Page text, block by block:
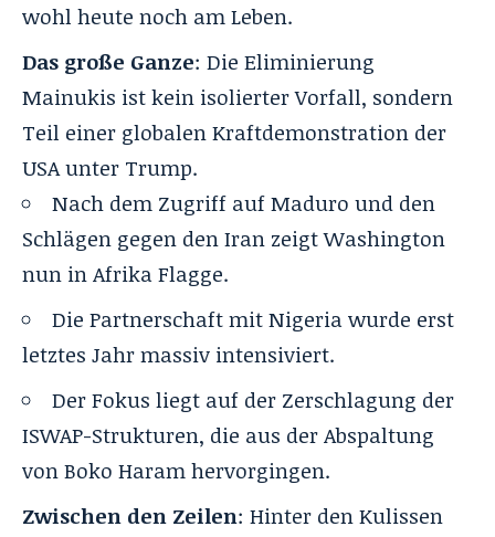
wohl heute noch am Leben.
Das große Ganze: Die Eliminierung
Mainukis ist kein isolierter Vorfall, sondern
Teil einer globalen Kraftdemonstration der
USA unter Trump.
Nach dem Zugriff auf Maduro und den
Schlägen gegen den Iran zeigt Washington
nun in Afrika Flagge.
Die Partnerschaft mit Nigeria wurde erst
letztes Jahr massiv intensiviert.
Der Fokus liegt auf der Zerschlagung der
ISWAP-Strukturen, die aus der Abspaltung
von Boko Haram hervorgingen.
Zwischen den Zeilen: Hinter den Kulissen